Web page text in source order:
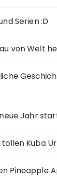
Serien :D
von Welt
Jahr
Kuba
Pineapple